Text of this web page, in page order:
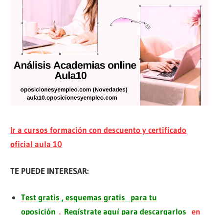
Ir a cursos formación con descuento y certificado
oficial aula 10
TE PUEDE INTERESAR:
Test gratis , esquemas gratis para tu
oposición . Regístrate aquí para descargarlos en